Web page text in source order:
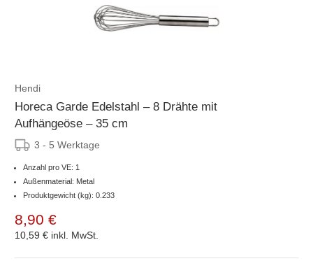
Hendi
Horeca Garde Edelstahl – 8 Drähte mit
Aufhängeöse – 35 cm
3 - 5 Werktage
Anzahl pro VE: 1
Außenmaterial: Metal
Produktgewicht (kg): 0.233
8,90 €
10,59 € inkl. MwSt.